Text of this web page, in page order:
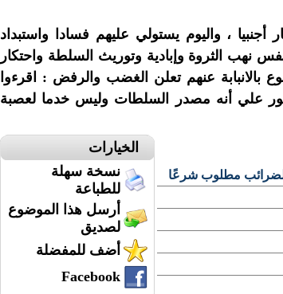
، واليوم يستولي عليهم فسادا واستبداد
نهب الثروة وإبادية وتوريث السلطة واحتكار
عنهم تعلن الغضب والرفض : اقرءوا
علي أنه مصدر السلطات وليس خدما لعصبة
الخيارات
نسخة سهلة
للطباعة
أرسل هذا الموضوع
لصديق
أضف للمفضلة
Facebook
الضرائب مطلوب شرعًا